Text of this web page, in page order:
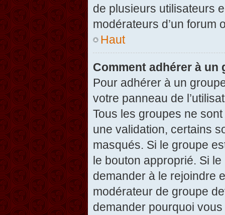
de plusieurs utilisateurs
modérateurs d’un forum
Haut
Comment adhérer à un
Pour adhérer à un
votre panneau de
Tous les groupes ne
une validation, certains
masqués. Si le groupe
le bouton approprié. Si
demander à le rejoindre
modérateur de groupe
demander pourquoi